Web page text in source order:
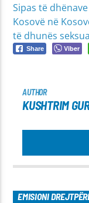
Sipas të
Kosovë në
të dhunës
Share Viber
AUTHOR
KUSHTRIM
EMISIONI